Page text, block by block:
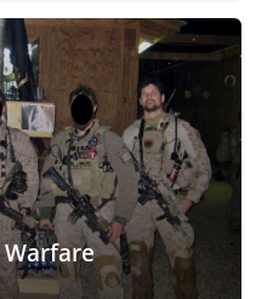
Warfare